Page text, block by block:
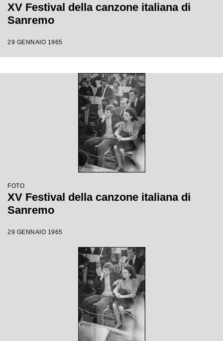
XV Festival della canzone italiana di
Sanremo
29 GENNAIO 1965
FOTO
XV Festival della canzone italiana di
Sanremo
29 GENNAIO 1965